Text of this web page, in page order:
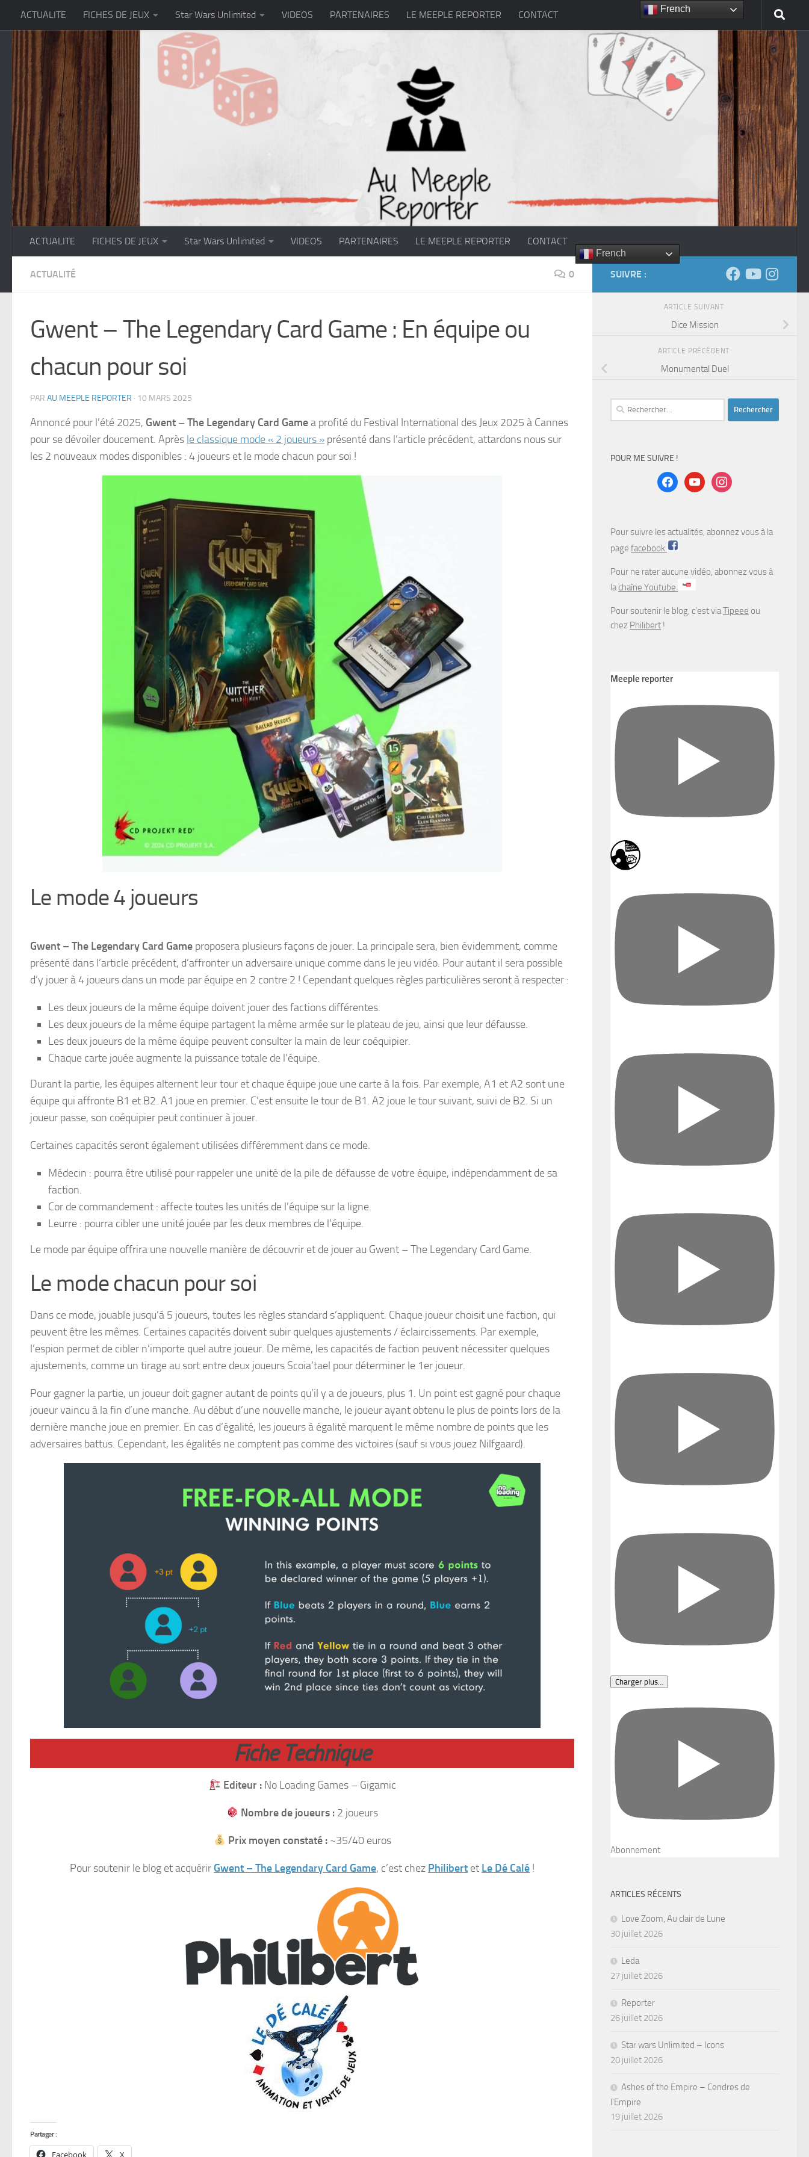
Skip to content
ACTUALITE FICHES DE JEUX Star Wars Unlimited VIDEOS PARTENAIRES LE MEEPLE REPORTER CONTACT
ACTUALITE FICHES DE JEUX Star Wars Unlimited VIDEOS PARTENAIRES LE MEEPLE REPORTER CONTACT
French
ACTUALITÉ 0
Gwent – The Legendary Card Game : En équipe ou
chacun pour soi
PAR AU MEEPLE REPORTER · 10 MARS 2025
Annoncé pour l’été 2025, Gwent –The Legendary Card Gamea profité du Festival International des Jeux 2025 à Cannes
pour se dévoiler doucement. Après le classique mode « 2 joueurs » présenté dans l’article précédent, attardons nous sur
les 2 nouveaux modes disponibles : 4 joueurs et le mode chacun pour soi !
Le mode 4 joueurs
Gwent – The Legendary Card Game proposera plusieurs façons de jouer. La principale sera, bien évidemment, comme
présenté dans l’article précédent, d’affronter un adversaire unique comme dans le jeu vidéo. Pour autant il sera possible
d’y jouer à 4 joueurs dans un mode par équipe en 2 contre 2 ! Cependant quelques règles particulières seront à respecter :
Les deux joueurs de la même équipe doivent jouer des factions différentes.
Les deux joueurs de la même équipe partagent la même armée sur le plateau de jeu, ainsi que leur défausse.
Les deux joueurs de la même équipe peuvent consulter la main de leur coéquipier.
Chaque carte jouée augmente la puissance totale de l’équipe.
Durant la partie, les équipes alternent leur tour et chaque équipe joue une carte à la fois. Par exemple, A1 et A2 sont une
équipe qui affronte B1 et B2. A1 joue en premier. C’est ensuite le tour de B1. A2 joue le tour suivant, suivi de B2. Si un
joueur passe, son coéquipier peut continuer à jouer.
Certaines capacités seront également utilisées différemment dans ce mode.
Médecin : pourra être utilisé pour rappeler une unité de la pile de défausse de votre équipe, indépendamment de sa
faction.
Cor de commandement : affecte toutes les unités de l’équipe sur la ligne.
Leurre : pourra cibler une unité jouée par les deux membres de l’équipe.
Le mode par équipe offrira une nouvelle manière de découvrir et de jouer au Gwent – The Legendary Card Game.
Le mode chacun pour soi
Dans ce mode, jouable jusqu’à 5 joueurs, toutes les règles standard s’appliquent. Chaque joueur choisit une faction, qui
peuvent être les mêmes. Certaines capacités doivent subir quelques ajustements / éclaircissements. Par exemple,
l’espion permet de cibler n’importe quel autre joueur. De même, les capacités de faction peuvent nécessiter quelques
ajustements, comme un tirage au sort entre deux joueurs Scoia’tael pour déterminer le 1er joueur.
Pour gagner la partie, un joueur doit gagner autant de points qu’il y a de joueurs, plus 1. Un point est gagné pour chaque
joueur vaincu à la fin d’une manche. Au début d’une nouvelle manche, le joueur ayant obtenu le plus de points lors de la
dernière manche joue en premier. En cas d’égalité, les joueurs à égalité marquent le même nombre de points que les
adversaires battus. Cependant, les égalités ne comptent pas comme des victoires (sauf si vous jouez Nilfgaard).
Fiche Technique
Editeur :No Loading Games – Gigamic
Nombre de joueurs : 2 joueurs
Prix moyen constaté :~35/40 euros
Pour soutenir le blog et acquérir Gwent – The Legendary Card Game, c’est chez Philibert et Le Dé Calé !
Partager :
Facebook X
SUIVRE :
ARTICLE SUIVANT
Dice Mission
ARTICLE PRÉCÉDENT
Monumental Duel
Rechercher :
POUR ME SUIVRE !
facebookyoutubeinstagram
Pour suivre les actualités, abonnez vous à la
page facebook
Pour ne rater aucune vidéo, abonnez vous à
lachaîne Youtube
Pour soutenir le blog, c’est viaTipeee ou
chez Philibert !
Meeple reporter
Charger plus…
Abonnement
ARTICLES RÉCENTS
Love Zoom, Au clair de Lune
30 juillet 2026
Leda
27 juillet 2026
Reporter
26 juillet 2026
Star wars Unlimited – Icons
20 juillet 2026
Ashes of the Empire – Cendres de
l’Empire
19 juillet 2026
French